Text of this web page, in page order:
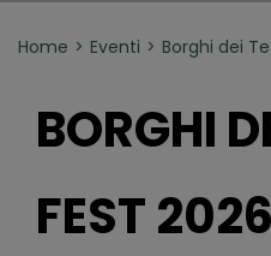
Home Eventi Borghi dei
BORGHI
FEST 2026